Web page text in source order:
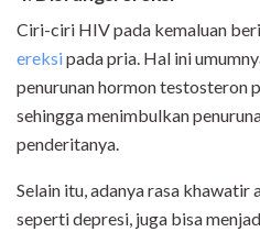
Ciri-ciri HIV pada kemaluan
ereksipada pria. Hal ini
penurunan hormon testosteron
sehingga menimbulkan
penderitanya.
Selain itu, adanya rasa khawatir
seperti depresi, juga bisa